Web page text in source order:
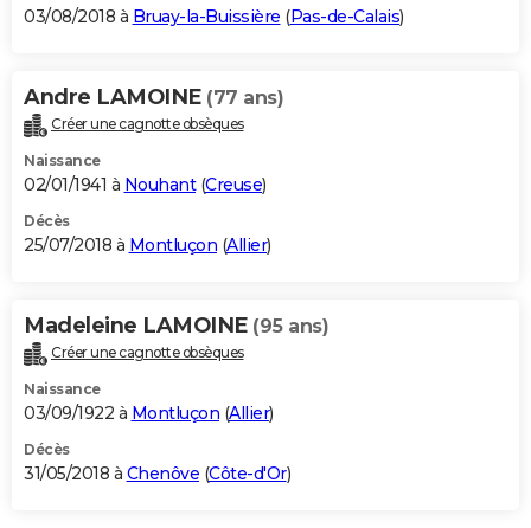
03/08/2018 à Bruay-la-Buissière (Pas-de-Calais)
Andre LAMOINE (77 ans)
Créer une cagnotte obsèques
Naissance
02/01/1941 à Nouhant(Creuse)
Décès
25/07/2018 à Montluçon (Allier)
Madeleine LAMOINE (95 ans)
Créer une cagnotte obsèques
Naissance
03/09/1922 à Montluçon (Allier)
Décès
31/05/2018 à Chenôve (Côte-d'Or)